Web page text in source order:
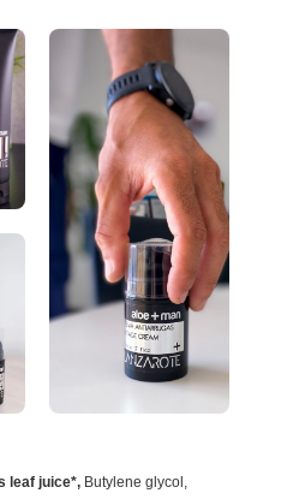
leaf juice*, Butylene glycol,